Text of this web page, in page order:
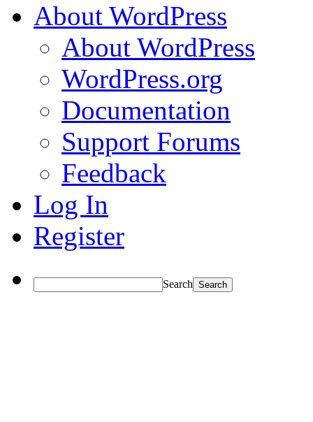
About WordPress
About WordPress
WordPress.org
Documentation
Support Forums
Feedback
Log In
Register
Search